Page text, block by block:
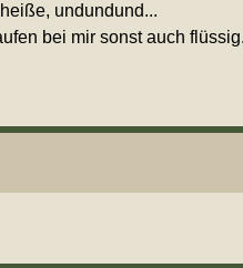
undundund...
bei mir sonst auch flüssig.